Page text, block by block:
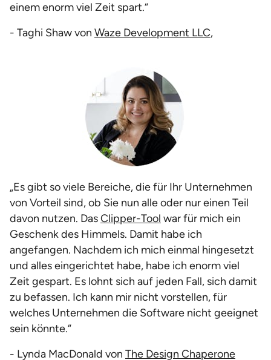
einem enorm viel Zeit spart.“
- Taghi Shaw von Waze Development LLC,
„Es gibt so viele Bereiche, die für Ihr Unternehmen
von Vorteil sind, ob Sie nun alle oder nur einen Teil
davon nutzen. DasClipper-Tool war für mich ein
Geschenk des Himmels. Damit habe ich
angefangen. Nachdem ich mich einmal hingesetzt
und alles eingerichtet habe, habe ich enorm viel
Zeit gespart. Es lohnt sich auf jeden Fall, sich damit
zu befassen. Ich kann mir nicht vorstellen, für
welches Unternehmen die Software nicht geeignet
sein könnte.“
- Lynda MacDonald von The Design Chaperone